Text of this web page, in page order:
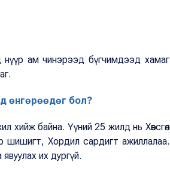
ам чинэрээд бүгчимдээд хамаг
өнгөрөөдөг бол?
хийж байна. Үүний 25 жилд нь Хөвсгөл
шишигт, Хордил сардигт ажиллалаа.
их дургүй.